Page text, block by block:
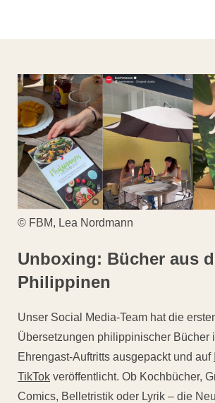
© FBM, Lea Nordmann
Unboxing: Bücher aus
Philippinen
Unser Social Media-Team hat die
Übersetzungen philippinischer Bücher
Ehrengast-Auftritts ausgepackt und auf
TikTok veröffentlicht. Ob Kochbücher,
Comics, Belletristik oder Lyrik – die